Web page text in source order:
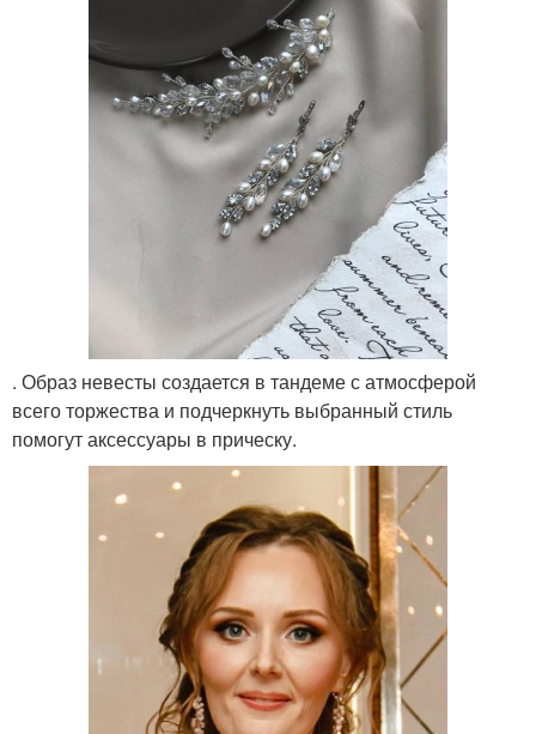
. Образ невесты создается в тандеме с атмосферой
всего торжества и подчеркнуть выбранный стиль
помогут аксессуары в прическу.